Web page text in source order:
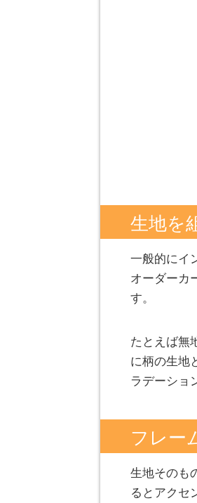
生地を
一般的にイ
オーダーカ
す。
たとえば無
に柄の生地
ラデーショ
フレー
生地そのも
るとアクセ